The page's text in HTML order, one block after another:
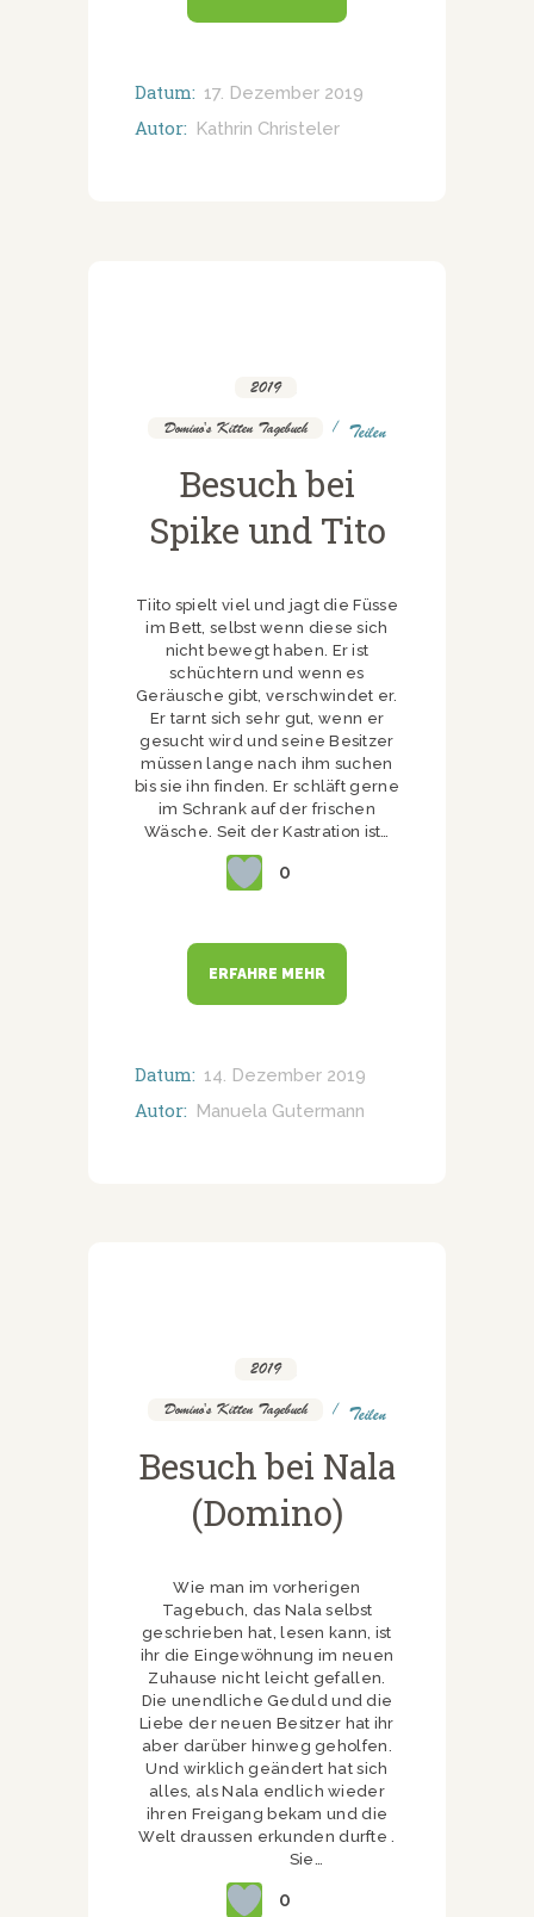
Datum: 17. Dezember 2019
Autor: Kathrin Christeler
2019
Domino's Kitten Tagebuch Teilen
Besuch bei
Spike und Tito
Tiito spielt viel und jagt die Füsse
im Bett, selbst wenn diese sich
nicht bewegt haben. Er ist
schüchtern und wenn es
Geräusche gibt, verschwindet er.
Er tarnt sich sehr gut, wenn er
gesucht wird und seine Besitzer
müssen lange nach ihm suchen
bis sie ihn finden. Er schläft gerne
im Schrank auf der frischen
Wäsche. Seit der Kastration ist…
0
ERFAHRE MEHR
Datum: 14. Dezember 2019
Autor: Manuela Gutermann
2019
Domino's Kitten Tagebuch Teilen
Besuch bei Nala
(Domino)
Wie man im vorherigen
Tagebuch, das Nala selbst
geschrieben hat, lesen kann, ist
ihr die Eingewöhnung im neuen
Zuhause nicht leicht gefallen.
Die unendliche Geduld und die
Liebe der neuen Besitzer hat ihr
aber darüber hinweg geholfen.
Und wirklich geändert hat sich
alles, als Nala endlich wieder
ihren Freigang bekam und die
Welt draussen erkunden durfte .
Sie…
0